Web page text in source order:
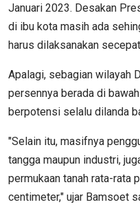
Januari 2023. Desakan
di ibu kota masih ada
harus dilaksanakan
Apalagi, sebagian wilayah
persennya berada di
berpotensi selalu dilanda
"Selain itu, masifnya
tangga maupun industri,
permukaan tanah rata-rata
centimeter," ujar Bamsoet